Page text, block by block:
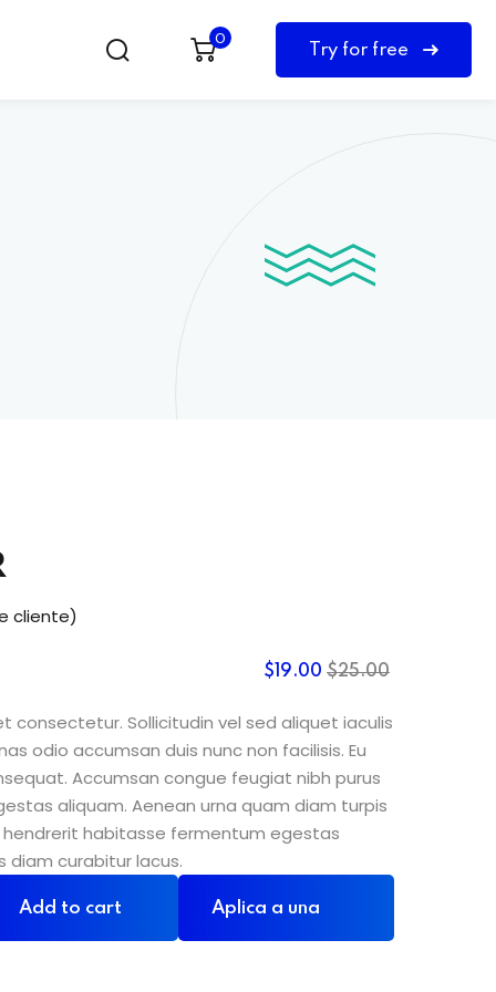
0
Try for free
cliente)
$25.00
$ 19.00
consectetur. Sollicitudin vel sed aliquet iaculis
odio accumsan duis nunc non facilisis. Eu
Accumsan congue feugiat nibh purus
aliquam. Aenean urna quam diam turpis
hendrerit habitasse fermentum egestas
diam curabitur lacus.
Add to cart Aplica a una